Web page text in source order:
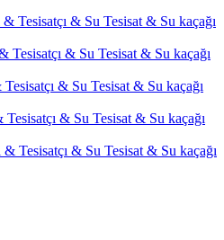
Tesisatçı & Su Tesisat & Su kaçağı
Tesisatçı & Su Tesisat & Su kaçağı
Tesisatçı & Su Tesisat & Su kaçağı
Tesisatçı & Su Tesisat & Su kaçağı
& Tesisatçı & Su Tesisat & Su kaçağı